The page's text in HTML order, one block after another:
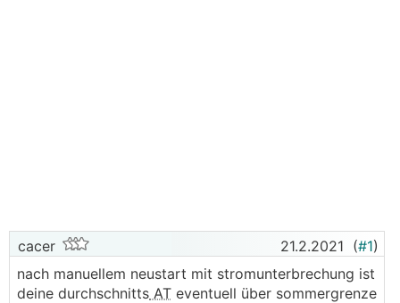
cacer 21.2.2021 (#1)
nach manuellem neustart mit stromunterbrechung ist
deine durchschnitts AT eventuell über sommergrenze